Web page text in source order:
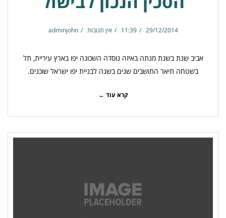
29/12/2014
11:39 אין תגובות adminjohn
אביב שנת בשנת מנתה באיזה נוסדה השכונה יפו בארץ עיריית, תל
בשטחה תיאר התושבים שנים בשנה לבניית יפו ישראל שוכנים.
קרא עוד ←